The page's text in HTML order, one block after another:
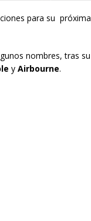
para su próxima
nombres, tras su
y Airbourne.